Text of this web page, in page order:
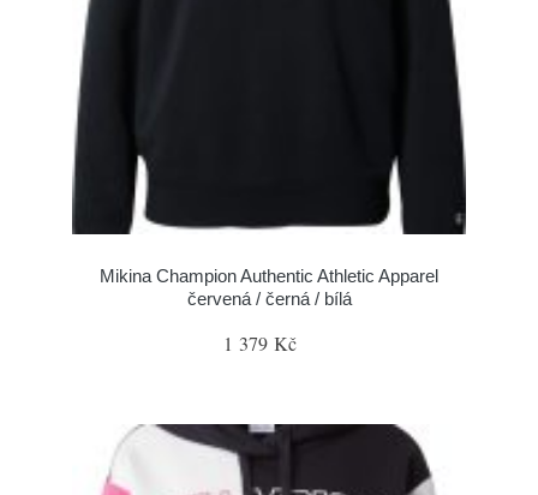
Mikina Champion Authentic Athletic Apparel
červená / černá / bílá
1 379 Kč